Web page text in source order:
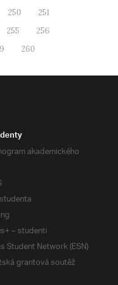
250
251
255
256
260
akademického
– studenti
Student Network (ESN)
grantová soutěž